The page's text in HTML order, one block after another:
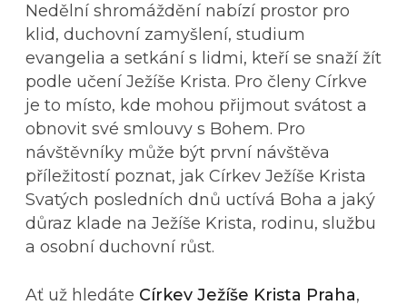
Nedělní shromáždění nabízí prostor pro
klid, duchovní zamyšlení, studium
evangelia a setkání s lidmi, kteří se snaží žít
podle učení Ježíše Krista. Pro členy Církve
je to místo, kde mohou přijmout svátost a
obnovit své smlouvy s Bohem. Pro
návštěvníky může být první návštěva
příležitostí poznat, jak Církev Ježíše Krista
Svatých posledních dnů uctívá Boha a jaký
důraz klade na Ježíše Krista, rodinu, službu
a osobní duchovní růst.
Ať už hledáte Církev Ježíše Krista Praha,